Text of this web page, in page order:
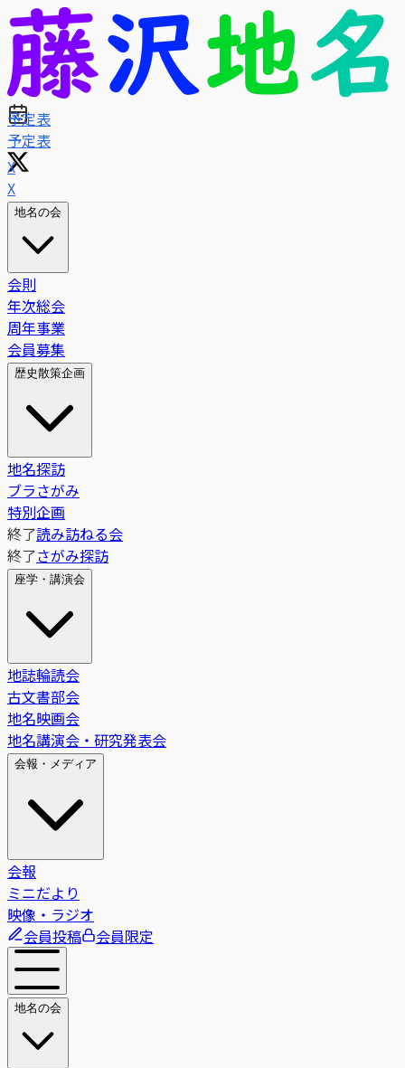
予定表
X
地名の会
会則
年次総会
周年事業
会員募集
歴史散策企画
地名探訪
ブラさがみ
特別企画
終了読み訪ねる会
終了さがみ探訪
座学・講演会
地誌輪読会
古文書部会
地名映画会
地名講演会・研究発表会
会報・メディア
会報
ミニだより
映像・ラジオ
会員投稿
会員限定
地名の会